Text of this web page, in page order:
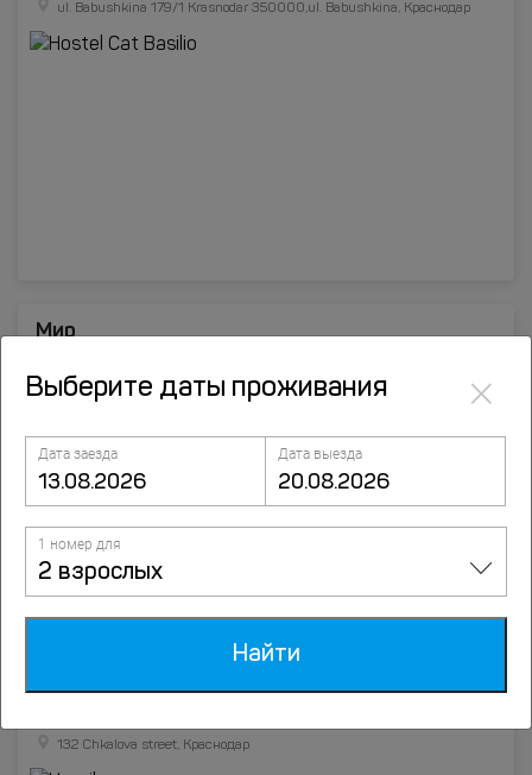
ul. Babushkina 179/1 Krasnodar 350000,ul. Babushkina, Краснодар
Мир
132 Chkalova street, Краснодар
Выберите даты проживания ×
Дата заезда Дата выезда
1 номер для
2 взрослых
Найти